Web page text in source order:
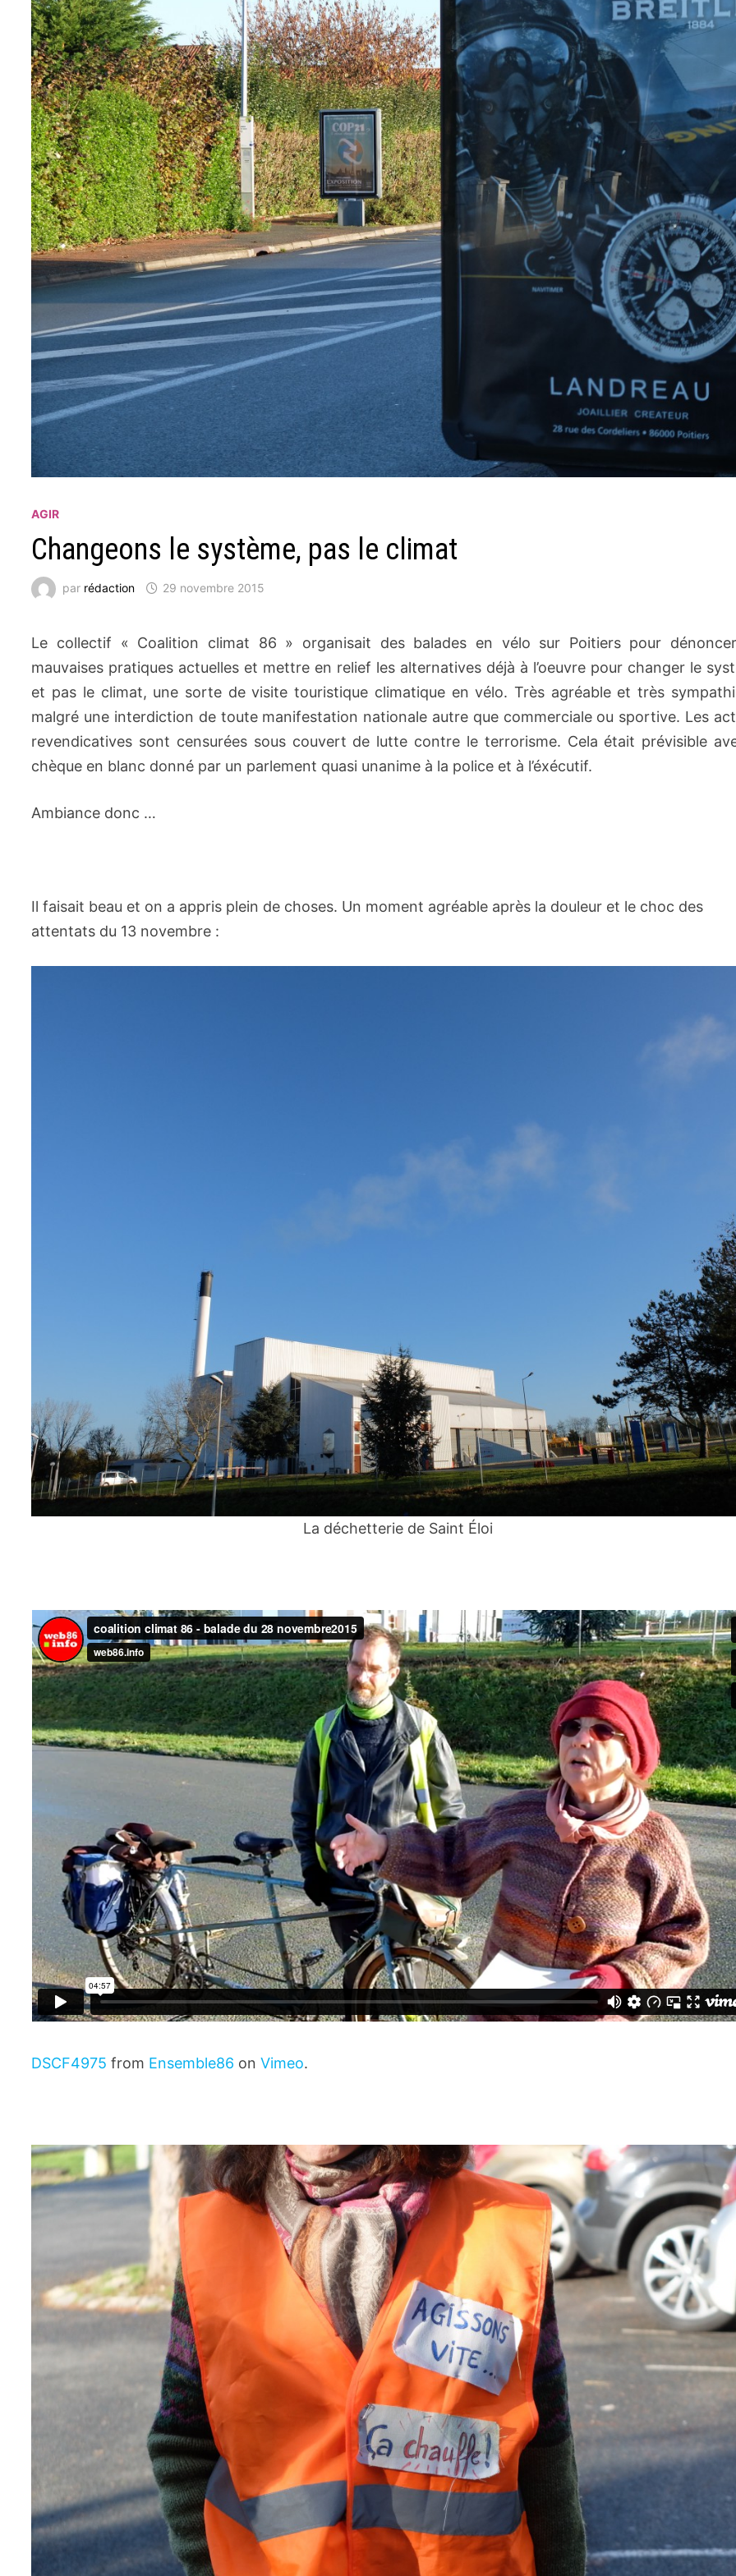
AGIR
Changeons le système, pas le climat
par rédaction 29 novembre 2015
Le collectif « Coalition climat 86 » organisait des balades en vélo sur Poitiers pour
mauvaises pratiques actuelles et mettre en relief les alternatives déjà à l’oeuvre pour changer le
et pas le climat, une sorte de visite touristique climatique en vélo. Très agréable et très
malgré une interdiction de toute manifestation nationale autre que commerciale ou sportive. Les
revendicatives sont censurées sous couvert de lutte contre le terrorisme. Cela était prévisible
chèque en blanc donné par un parlement quasi unanime à la police et à l’éxécutif.
Ambiance donc …
Il faisait beau et on a appris plein de choses. Un moment agréable après la douleur et le choc des
attentats du 13 novembre :
La déchetterie de Saint Éloi
DSCF4975 from Ensemble86 onVimeo.